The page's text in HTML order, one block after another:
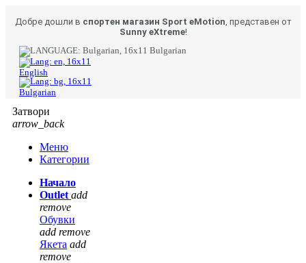
Добре дошли в спортен магазин Sport eMotion, представен от
Sunny eXtreme!
Bulgarian
English
Bulgarian
Затвори
arrow_back
Меню
Категории
Начало
Outlet add
remove
Обувки
add remove
Якета add
remove